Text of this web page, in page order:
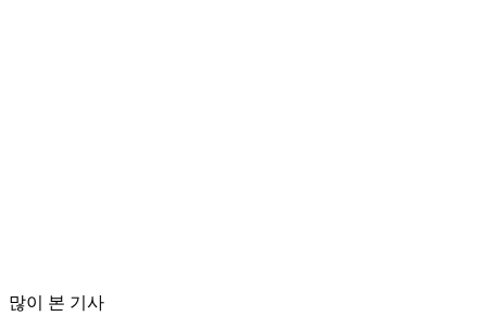
많이 본 기사